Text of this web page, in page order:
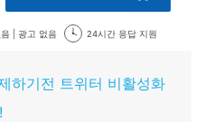
| 광고 없음 24시간 응답 지원
하기전 트위터 비활성화